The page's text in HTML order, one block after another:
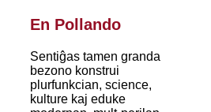
En Pollando
Sentiĝas tamen granda
bezono konstrui
plurfunkcian, science,
kulture kaj eduke